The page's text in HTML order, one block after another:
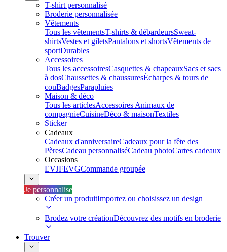
T-shirt personnalisé
Broderie personnalisée
Vêtements
Tous les vêtementsT-shirts & débardeursSweat-
shirtsVestes et giletsPantalons et shortsVêtements de
sportDurables
Accessoires
Tous les accessoiresCasquettes & chapeauxSacs et sacs
à dosChaussettes & chaussuresÉcharpes & tours de
couBadgesParapluies
Maison & déco
Tous les articlesAccessoires Animaux de
compagnieCuisineDéco & maisonTextiles
Sticker
Cadeaux
Cadeaux d'anniversaireCadeaux pour la fête des
PèresCadeau personnaliséCadeau photoCartes cadeaux
Occasions
EVJFEVGCommande groupée
Je personnalise
Créer un produitImportez ou choisissez un design
Brodez votre créationDécouvrez des motifs en broderie
Trouver